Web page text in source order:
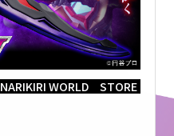
NARIKIRI WORLD STORE